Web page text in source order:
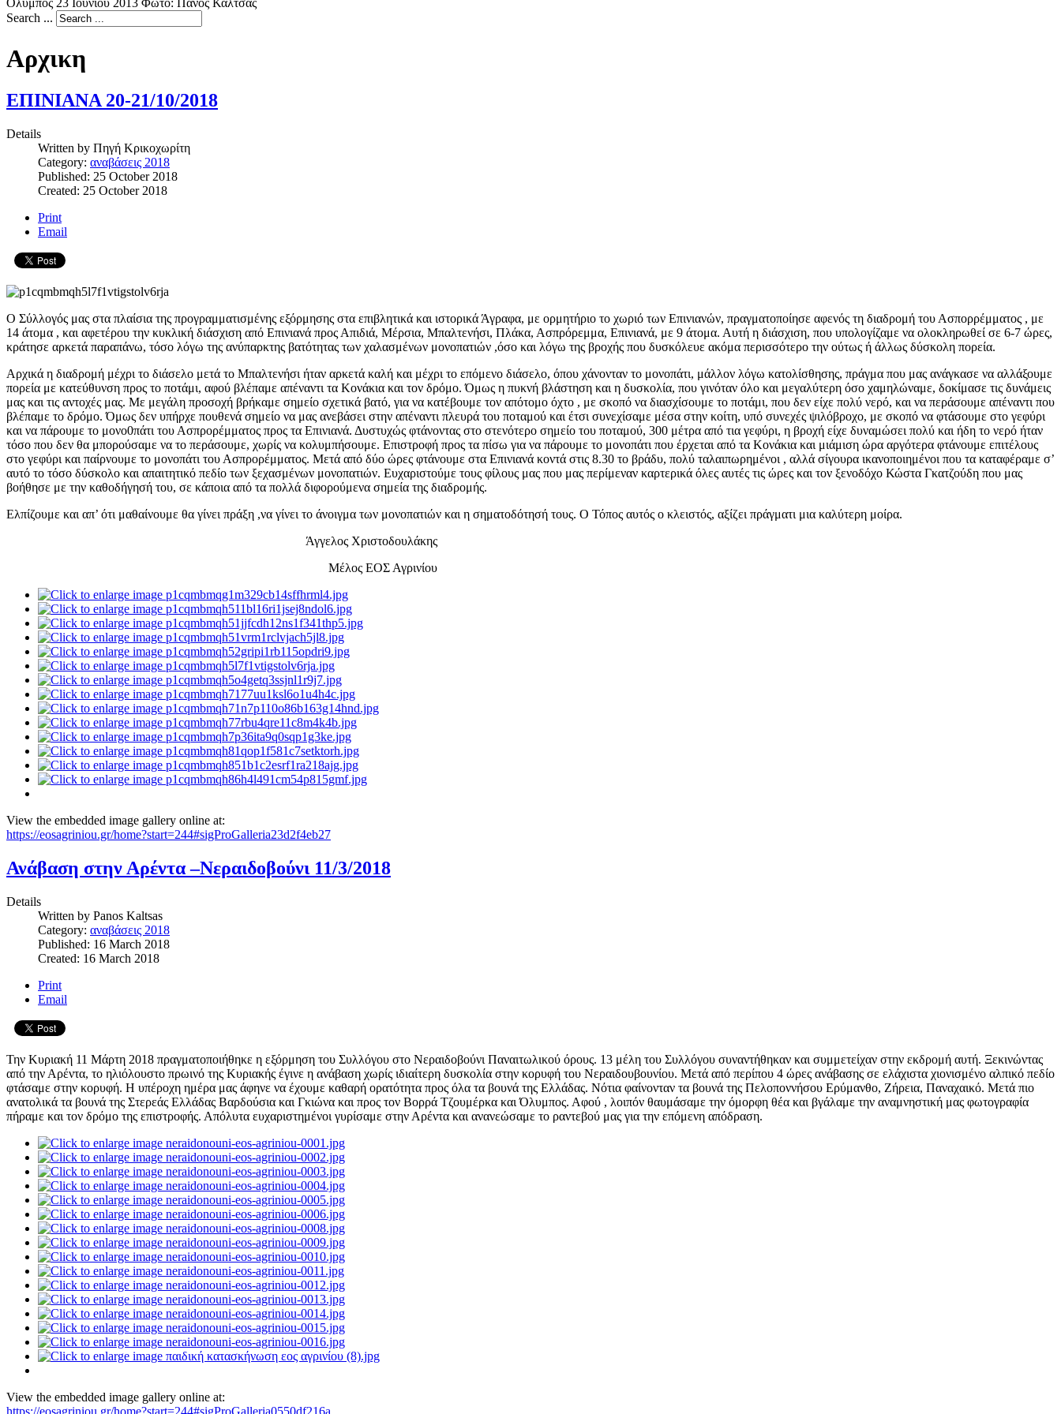
Ολυμπος 23 Ιουνίου 2013 Φωτο: Πάνος Καλτσάς
Search ...
Αρχικη
ΕΠΙΝΙΑΝΑ 20-21/10/2018
Details
Written by Πηγή Κρικοχωρίτη
Category: αναβάσεις 2018
Published: 25 October 2018
Created: 25 October 2018
Print
Email
Ο Σύλλογός μας στα πλαίσια της προγραμματισμένης εξόρμησης στα επιβλητικά και ιστορικά Άγραφα, με ορμητήριο το χωριό των Επινιανών, πραγματοποίησε αφενός τη διαδρομή του Ασπορρέμματος , με
14 άτομα , και αφετέρου την κυκλική διάσχιση από Επινιανά προς Απιδιά, Μέρσια, Μπαλτενήσι, Πλάκα, Ασπρόρεμμα, Επινιανά, με 9 άτομα. Αυτή η διάσχιση, που υπολογίζαμε να ολοκληρωθεί σε 6-7 ώρες,
κράτησε αρκετά παραπάνω, τόσο λόγω της ανύπαρκτης βατότητας των χαλασμένων μονοπατιών ,όσο και λόγω της βροχής που δυσκόλευε ακόμα περισσότερο την ούτως ή άλλως δύσκολη πορεία.
Αρχικά η διαδρομή μέχρι το διάσελο μετά το Μπαλτενήσι ήταν αρκετά καλή και μέχρι το επόμενο διάσελο, όπου χάνονταν το μονοπάτι, μάλλον λόγω κατολίσθησης, πράγμα που μας ανάγκασε να αλλάξουμε
πορεία με κατεύθυνση προς το ποτάμι, αφού βλέπαμε απέναντι τα Κονάκια και τον δρόμο. Όμως η πυκνή βλάστηση και η δυσκολία, που γινόταν όλο και μεγαλύτερη όσο χαμηλώναμε, δοκίμασε τις δυνάμεις
μας και τις αντοχές μας. Με μεγάλη προσοχή βρήκαμε σημείο σχετικά βατό, για να κατέβουμε τον απότομο όχτο , με σκοπό να διασχίσουμε το ποτάμι, που δεν είχε πολύ νερό, και να περάσουμε απέναντι που
βλέπαμε το δρόμο. Όμως δεν υπήρχε πουθενά σημείο να μας ανεβάσει στην απέναντι πλευρά του ποταμού και έτσι συνεχίσαμε μέσα στην κοίτη, υπό συνεχές ψιλόβροχο, με σκοπό να φτάσουμε στο γεφύρι
και να πάρουμε το μονο0πάτι του Ασπρορέμματος προς τα Επινιανά. Δυστυχώς φτάνοντας στο στενότερο σημείο του ποταμού, 300 μέτρα από τια γεφύρι, η βροχή είχε δυναμώσει πολύ και ήδη το νερό ήταν
τόσο που δεν θα μπορούσαμε να το περάσουμε, χωρίς να κολυμπήσουμε. Επιστροφή προς τα πίσω για να πάρουμε το μονοπάτι που έρχεται από τα Κονάκια και μιάμιση ώρα αργότερα φτάνουμε επιτέλους
στο γεφύρι και παίρνουμε το μονοπάτι του Ασπρορέμματος. Μετά από δύο ώρες φτάνουμε στα Επινιανά κοντά στις 8.30 το βράδυ, πολύ ταλαιπωρημένοι , αλλά σίγουρα ικανοποιημένοι που τα καταφέραμε σ’
αυτό το τόσο δύσκολο και απαιτητικό πεδίο των ξεχασμένων μονοπατιών. Ευχαριστούμε τους φίλους μας που μας περίμεναν καρτερικά όλες αυτές τις ώρες και τον ξενοδόχο Κώστα Γκατζούδη που μας
βοήθησε με την καθοδήγησή του, σε κάποια από τα πολλά διφορούμενα σημεία της διαδρομής.
Ελπίζουμε και απ’ ότι μαθαίνουμε θα γίνει πράξη ,να γίνει το άνοιγμα των μονοπατιών και η σηματοδότησή τους. Ο Τόπος αυτός ο κλειστός, αξίζει πράγματι μια καλύτερη μοίρα.
Άγγελος Χριστοδουλάκης
Μέλος ΕΟΣ Αγρινίου
View the embedded image gallery online at:
https://eosagriniou.gr/home?start=244#sigProGalleria23d2f4eb27
Ανάβαση στην Αρέντα –Νεραιδοβούνι 11/3/2018
Details
Written by Panos Kaltsas
Category: αναβάσεις 2018
Published: 16 March 2018
Created: 16 March 2018
Print
Email
Την Κυριακή 11 Μάρτη 2018 πραγματοποιήθηκε η εξόρμηση του Συλλόγου στο Νεραιδοβούνι Παναιτωλικού όρους. 13 μέλη του Συλλόγου συναντήθηκαν και συμμετείχαν στην εκδρομή αυτή. Ξεκινώντας
από την Αρέντα, το ηλιόλουστο πρωινό της Κυριακής έγινε η ανάβαση χωρίς ιδιαίτερη δυσκολία στην κορυφή του Νεραιδουβουνίου. Μετά από περίπου 4 ώρες ανάβασης σε ελάχιστα χιονισμένο αλπικό πεδίο
φτάσαμε στην κορυφή. Η υπέροχη ημέρα μας άφηνε να έχουμε καθαρή ορατότητα προς όλα τα βουνά της Ελλάδας. Νότια φαίνονταν τα βουνά της Πελοποννήσου Ερύμανθο, Ζήρεια, Παναχαικό. Μετά πιο
ανατολικά τα βουνά της Στερεάς Ελλάδας Βαρδούσια και Γκιώνα και προς τον Βορρά Τζουμέρκα και Όλυμπος. Αφού , λοιπόν θαυμάσαμε την όμορφη θέα και βγάλαμε την αναμνηστική μας φωτογραφία
πήραμε και τον δρόμο της επιστροφής. Απόλυτα ευχαριστημένοι γυρίσαμε στην Αρέντα και ανανεώσαμε το ραντεβού μας για την επόμενη απόδραση.
View the embedded image gallery online at:
https://eosagriniou.gr/home?start=244#sigProGalleria0550df216a